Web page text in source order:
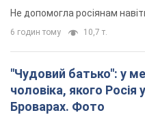
Не допомогла росіянам
6 годин тому 10,7 т.
"Чудовий батько": у
чоловіка, якого
Броварах. Фото